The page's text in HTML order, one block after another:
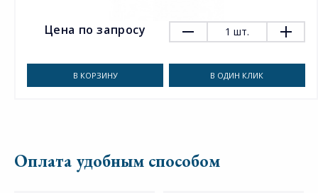
Цена по запросу 1 шт.
В КОРЗИНУ В ОДИН КЛИК
Оплата удобным способом